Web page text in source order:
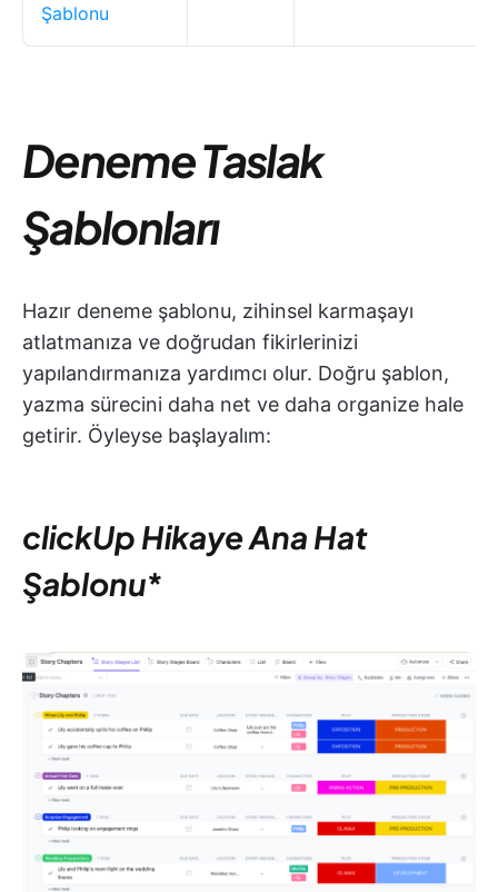
Şablonu
Deneme Taslak
Şablonları
Hazır deneme şablonu, zihinsel karmaşayı
atlatmanıza ve doğrudan fikirlerinizi
yapılandırmanıza yardımcı olur. Doğru şablon,
yazma sürecini daha net ve daha organize hale
getirir. Öyleyse başlayalım:
clickUp Hikaye Ana Hat
Şablonu*